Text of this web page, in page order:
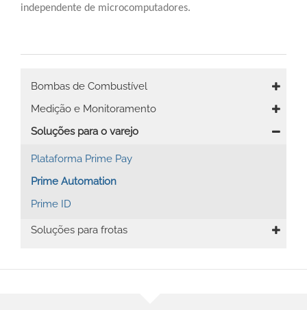
independente de microcomputadores.
Main
navigation
Bombas de Combustível
Medição e Monitoramento
Soluções para o varejo
Plataforma Prime Pay
Prime Automation
Prime ID
Soluções para frotas